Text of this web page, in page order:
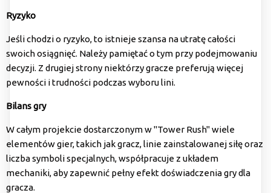
Ryzyko
Jeśli chodzi o ryzyko, to istnieje szansa na utratę całości
swoich osiągnięć. Należy pamiętać o tym przy podejmowaniu
decyzji. Z drugiej strony niektórzy gracze preferują więcej
pewności i trudności podczas wyboru lini.
Bilans gry
W całym projekcie dostarczonym w "Tower Rush" wiele
elementów gier, takich jak gracz, linie zainstalowanej siłę oraz
liczba symboli specjalnych, współpracuje z układem
mechaniki, aby zapewnić pełny efekt doświadczenia gry dla
gracza.